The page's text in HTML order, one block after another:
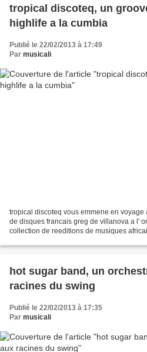
tropical discoteq, un
highlife a la cumbia
Publié le 22/02/2013 à 17:49
Par musicali
tropical discoteq vous emmene en
de disques francais greg de villanova a l'
collection de reeditions de musiques
hot sugar band, un
racines du swing
Publié le 22/02/2013 à 17:35
Par musicali